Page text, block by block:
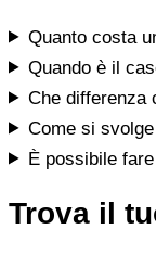
Quanto costa
Quando è il
Che differenza
Come si
È possibile
Trova il